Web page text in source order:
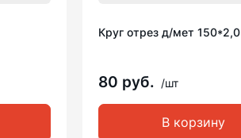
Круг отрез д/мет 150*2,0
80 руб. /шт
В корзину